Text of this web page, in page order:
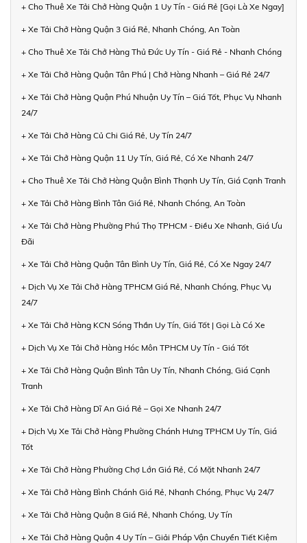
+ Cho Thuê Xe Tải Chở Hàng Quận 1 Uy Tín - Giá Rẻ [Gọi Là Xe Ngay]
+ Xe Tải Chở Hàng Quận 3 Giá Rẻ, Nhanh Chóng, An Toàn
+ Cho Thuê Xe Tải Chở Hàng Thủ Đức Uy Tín - Giá Rẻ - Nhanh Chóng
+ Xe Tải Chở Hàng Quận Tân Phú | Chở Hàng Nhanh – Giá Rẻ 24/7
+ Xe Tải Chở Hàng Quận Phú Nhuận Uy Tín – Giá Tốt, Phục Vụ Nhanh
24/7
+ Xe Tải Chở Hàng Củ Chi Giá Rẻ, Uy Tín 24/7
+ Xe Tải Chở Hàng Quận 11 Uy Tín, Giá Rẻ, Có Xe Nhanh 24/7
+ Cho Thuê Xe Tải Chở Hàng Quận Bình Thạnh Uy Tín, Giá Cạnh Tranh
+ Xe Tải Chở Hàng Bình Tân Giá Rẻ, Nhanh Chóng, An Toàn
+ Xe Tải Chở Hàng Phường Phú Thọ TPHCM - Điều Xe Nhanh, Giá Ưu
Đãi
+ Xe Tải Chở Hàng Quận Tân Bình Uy Tín, Giá Rẻ, Có Xe Ngay 24/7
+ Dịch Vụ Xe Tải Chở Hàng TPHCM Giá Rẻ, Nhanh Chóng, Phục Vụ
24/7
+ Xe Tải Chở Hàng KCN Sóng Thần Uy Tín, Giá Tốt | Gọi Là Có Xe
+ Dịch Vụ Xe Tải Chở Hàng Hóc Môn TPHCM Uy Tín - Giá Tốt
+ Xe Tải Chở Hàng Quận Bình Tân Uy Tín, Nhanh Chóng, Giá Cạnh
Tranh
+ Xe Tải Chở Hàng Dĩ An Giá Rẻ – Gọi Xe Nhanh 24/7
+ Dịch Vụ Xe Tải Chở Hàng Phường Chánh Hưng TPHCM Uy Tín, Giá
Tốt
+ Xe Tải Chở Hàng Phường Chợ Lớn Giá Rẻ, Có Mặt Nhanh 24/7
+ Xe Tải Chở Hàng Bình Chánh Giá Rẻ, Nhanh Chóng, Phục Vụ 24/7
+ Xe Tải Chở Hàng Quận 8 Giá Rẻ, Nhanh Chóng, Uy Tín
+ Xe Tải Chở Hàng Quận 4 Uy Tín – Giải Pháp Vận Chuyển Tiết Kiệm